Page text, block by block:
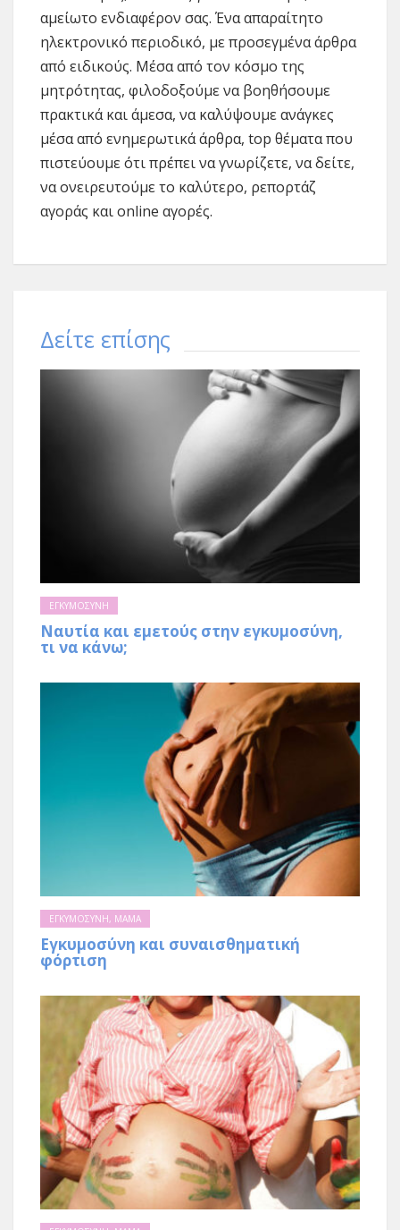
αμείωτο ενδιαφέρον σας. Ένα απαραίτητο
ηλεκτρονικό περιοδικό, με προσεγμένα άρθρα
από ειδικούς. Μέσα από τον κόσμο της
μητρότητας, φιλοδοξούμε να βοηθήσουμε
πρακτικά και άμεσα, να καλύψουμε ανάγκες
μέσα από ενημερωτικά άρθρα, top θέματα που
πιστεύουμε ότι πρέπει να γνωρίζετε, να δείτε,
να ονειρευτούμε το καλύτερο, ρεπορτάζ
αγοράς και online αγορές.
Δείτε επίσης
ΕΓΚΥΜΟΣΥΝΗ
Nαυτία και εμετούς στην εγκυμοσύνη,
τι να κάνω;
ΕΓΚΥΜΟΣΥΝΗ, ΜΑΜΑ
Eγκυμοσύνη και συναισθηματική
φόρτιση